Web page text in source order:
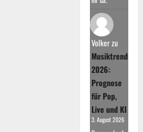
Volkerzu
Musiktrends
2026:
Prognose
für Pop,
Live und KI
3. August 2026